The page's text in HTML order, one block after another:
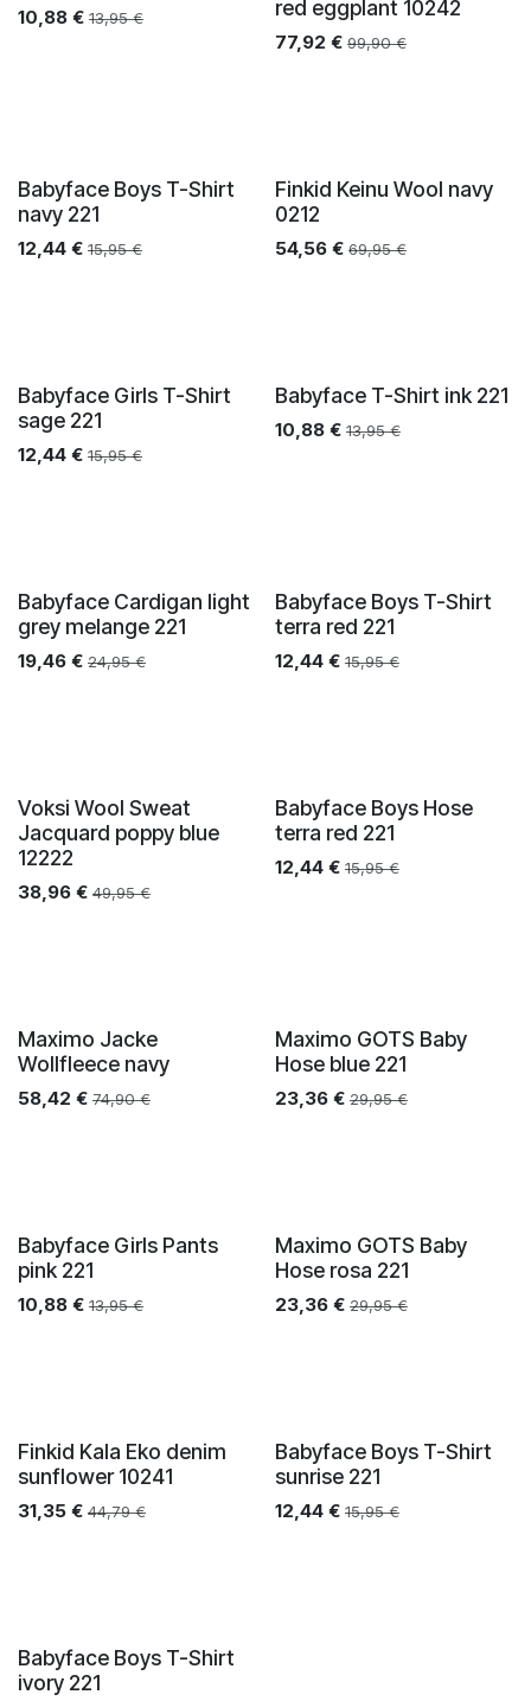
10,88 € 13,95€
red eggplant 10242
77,92 € 99,90€
Babyface Boys T-Shirt
navy 221
12,44 € 15,95€
Finkid Keinu Wool navy
0212
54,56€ 69,95€
Babyface Girls T-Shirt
sage 221
12,44 € 15,95€
Babyface T-Shirt ink 221
10,88€ 13,95€
Babyface Cardigan light
grey melange 221
19,46 € 24,95€
Babyface Boys T-Shirt
terra red 221
12,44€ 15,95€
Voksi Wool Sweat
Jacquard poppy blue
12222
38,96 € 49,95€
Babyface Boys Hose
terra red 221
12,44€ 15,95€
Maximo Jacke
Wollfleece navy
58,42 € 74,90€
Maximo GOTS Baby
Hose blue 221
23,36€ 29,95€
Babyface Girls Pants
pink 221
10,88 € 13,95€
Maximo GOTS Baby
Hose rosa 221
23,36€ 29,95€
Finkid Kala Eko denim
sunflower 10241
31,35 € 44,79€
Babyface Boys T-Shirt
sunrise 221
12,44€ 15,95€
Babyface Boys T-Shirt
ivory 221